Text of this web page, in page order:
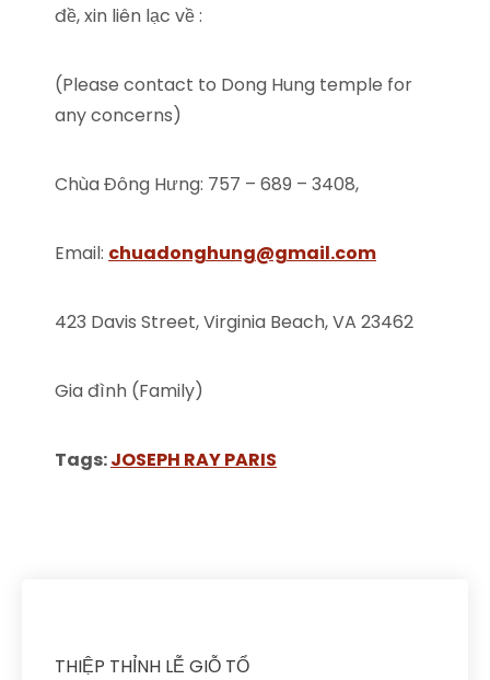
đề, xin liên lạc về :
(Please contact to Dong Hung temple for
any concerns)
Chùa Đông Hưng: 757 – 689 – 3408,
Email: chuadonghung@gmail.com
423 Davis Street, Virginia Beach, VA 23462
Gia đình (Family)
Tags:JOSEPH RAY PARIS
THIỆP THỈNH LỄ GIỖ TỔ